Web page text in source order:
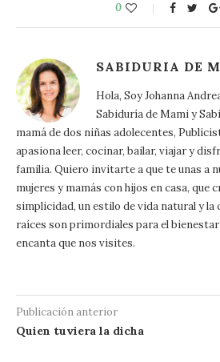
0
SABIDURIA DE
Hola, Soy Johanna
Sabiduría de Mami y
mamá de dos niñas adolecentes,
apasiona leer, cocinar, bailar, viajar y
familia. Quiero invitarte a que te unas a
mujeres y mamás con hijos en casa, que
simplicidad, un estilo de vida natural y la
raíces son primordiales para el
encanta que nos visites.
Publicación anterior
Quien tuviera la dicha